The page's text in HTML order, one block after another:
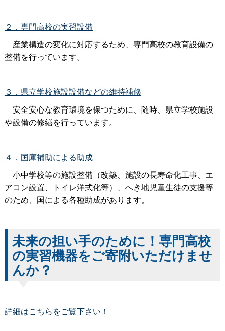
２．専門高校の実習設備
産業構造の変化に対応するため、専門高校の教育設備の
整備を行っています。
３．県立学校施設設備などの維持補修
安全安心な教育環境を保つために、随時、県立学校施設
や設備の修繕を行っています。
４．国庫補助による助成
小中学校等の施設整備（改築、施設の長寿命化工事、エ
アコン設置、トイレ洋式化等）、へき地児童生徒の支援等
のため、国による各種助成があります。
未来の担い手のために！専門高校
の実習機器をご寄附いただけませ
んか？
詳細はこちらをご覧下さい！